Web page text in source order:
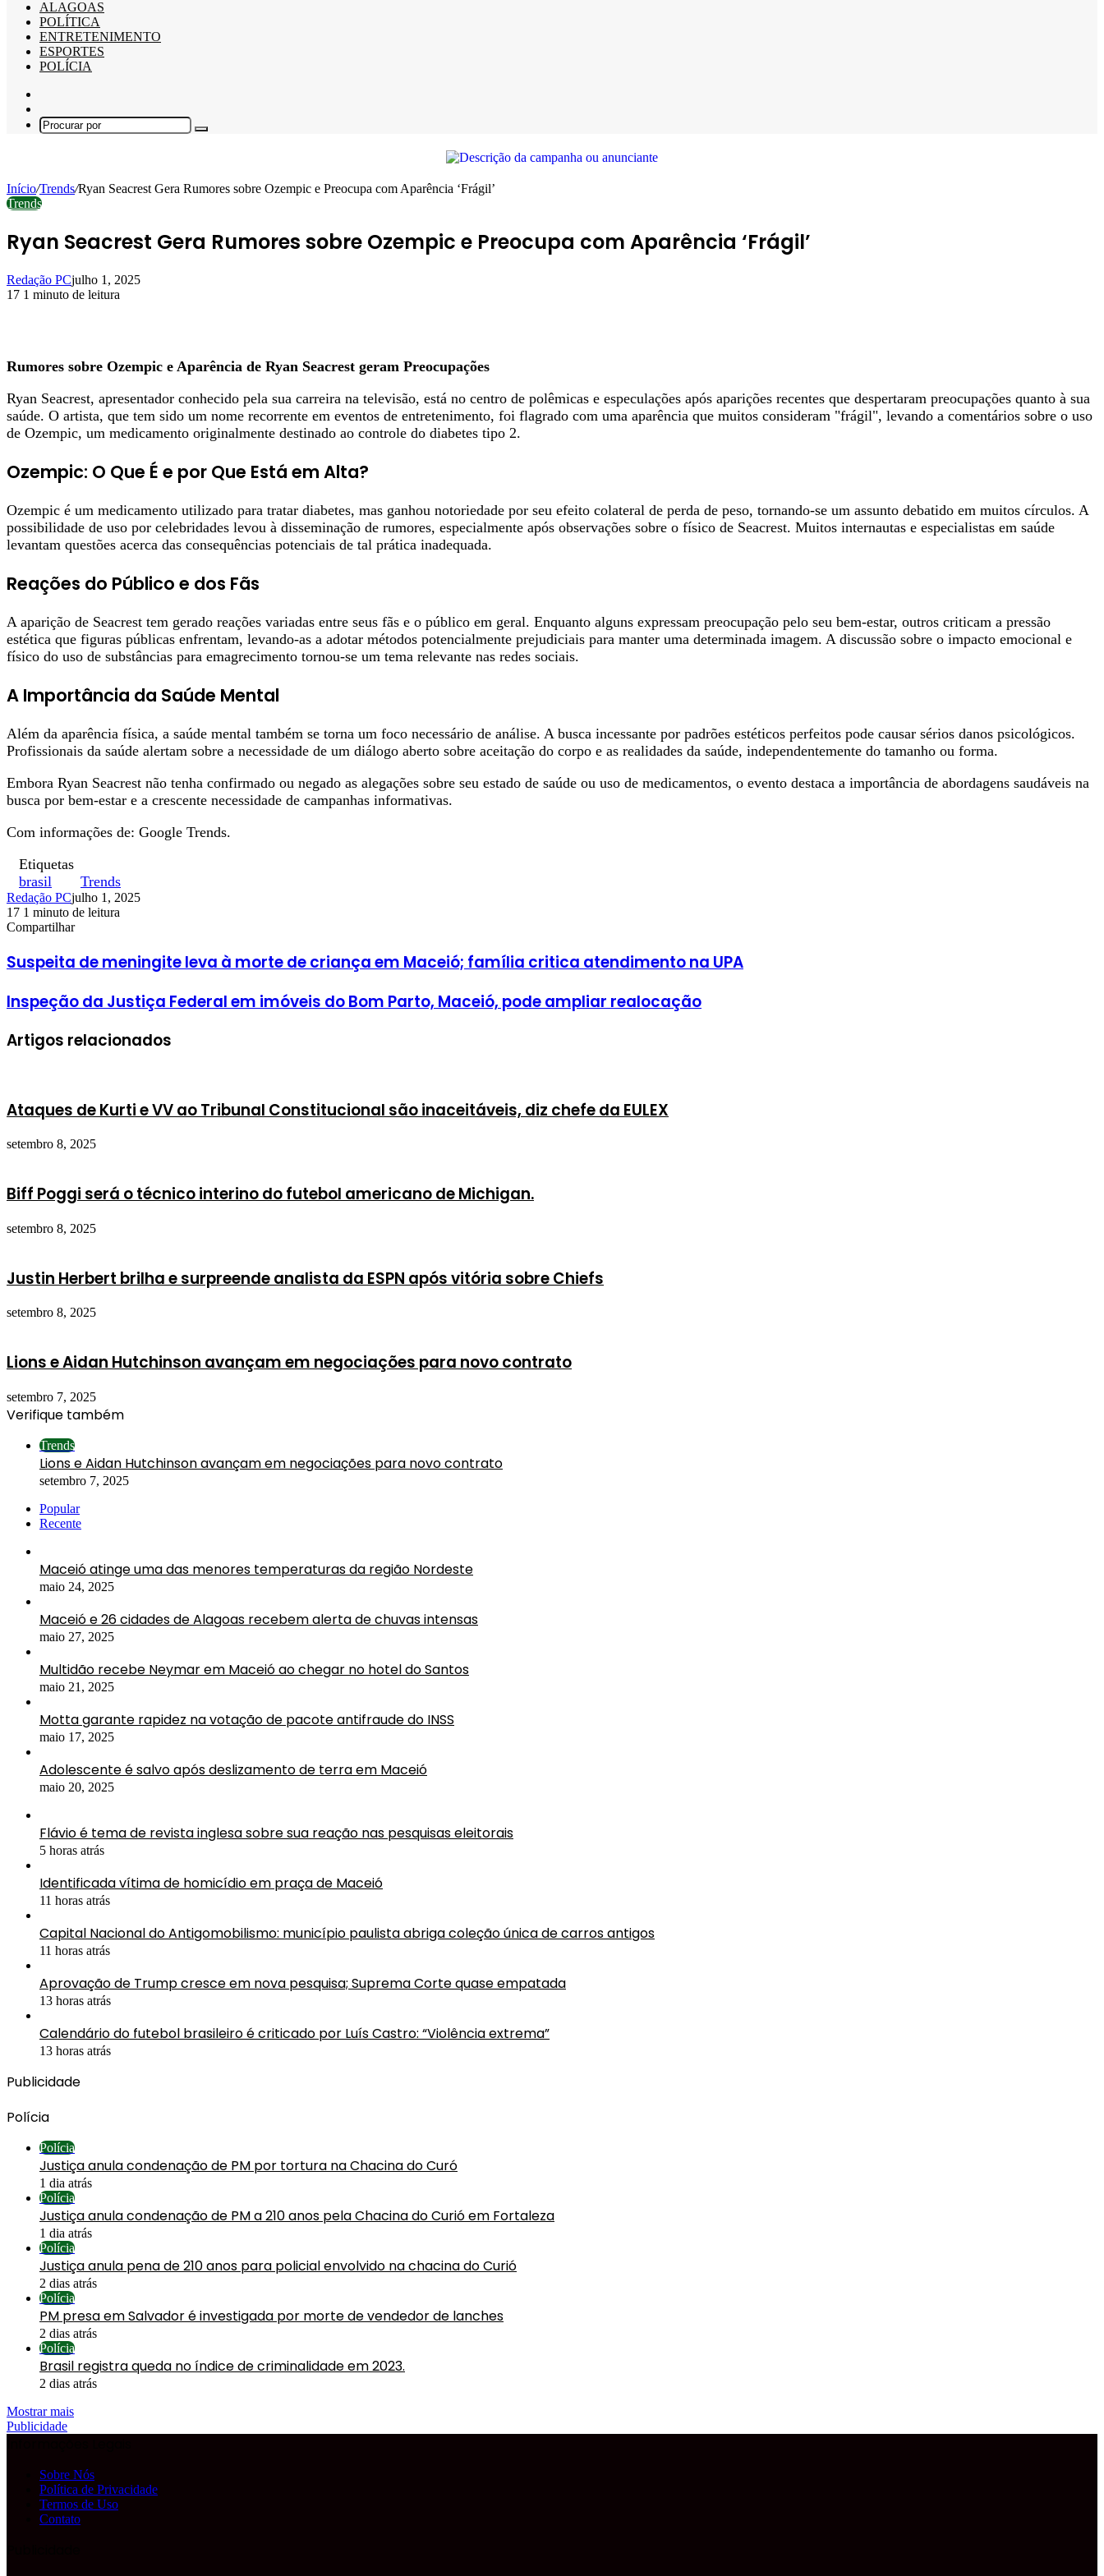
ALAGOAS
POLÍTICA
ENTRETENIMENTO
ESPORTES
POLÍCIA
skin
Procurar
Início/Trends/Ryan Seacrest Gera Rumores sobre Ozempic e Preocupa com Aparência ‘Frágil’
Trends
Ryan Seacrest Gera Rumores sobre Ozempic e Preocupa com Aparência ‘Frágil’
Redação PCjulho 1, 2025
17 1 minuto de leitura
Rumores sobre Ozempic e Aparência de Ryan Seacrest geram Preocupações
Ryan Seacrest, apresentador conhecido pela sua carreira na televisão, está no centro de polêmicas e especulações após aparições recentes que despertaram preocupações quanto à sua
saúde. O artista, que tem sido um nome recorrente em eventos de entretenimento, foi flagrado com uma aparência que muitos consideram "frágil", levando a comentários sobre o uso
de Ozempic, um medicamento originalmente destinado ao controle do diabetes tipo 2.
Ozempic: O Que É e por Que Está em Alta?
Ozempic é um medicamento utilizado para tratar diabetes, mas ganhou notoriedade por seu efeito colateral de perda de peso, tornando-se um assunto debatido em muitos círculos. A
possibilidade de uso por celebridades levou à disseminação de rumores, especialmente após observações sobre o físico de Seacrest. Muitos internautas e especialistas em saúde
levantam questões acerca das consequências potenciais de tal prática inadequada.
Reações do Público e dos Fãs
A aparição de Seacrest tem gerado reações variadas entre seus fãs e o público em geral. Enquanto alguns expressam preocupação pelo seu bem-estar, outros criticam a pressão
estética que figuras públicas enfrentam, levando-as a adotar métodos potencialmente prejudiciais para manter uma determinada imagem. A discussão sobre o impacto emocional e
físico do uso de substâncias para emagrecimento tornou-se um tema relevante nas redes sociais.
A Importância da Saúde Mental
Além da aparência física, a saúde mental também se torna um foco necessário de análise. A busca incessante por padrões estéticos perfeitos pode causar sérios danos psicológicos.
Profissionais da saúde alertam sobre a necessidade de um diálogo aberto sobre aceitação do corpo e as realidades da saúde, independentemente do tamanho ou forma.
Embora Ryan Seacrest não tenha confirmado ou negado as alegações sobre seu estado de saúde ou uso de medicamentos, o evento destaca a importância de abordagens saudáveis na
busca por bem-estar e a crescente necessidade de campanhas informativas.
Com informações de: Google Trends.
Etiquetas
brasil
Trends
Redação PCjulho 1, 2025
17 1 minuto de leitura
Facebook
X
Linkedin
Pinterest
WhatsApp
Telegram
Compartilhar
Suspeita de meningite leva à morte de criança em Maceió; família critica atendimento na UPA
Inspeção da Justiça Federal em imóveis do Bom Parto, Maceió, pode ampliar realocação
Artigos relacionados
Ataques de Kurti e VV ao Tribunal Constitucional são inaceitáveis, diz chefe da EULEX
setembro 8, 2025
Biff Poggi será o técnico interino do futebol americano de Michigan.
setembro 8, 2025
Justin Herbert brilha e surpreende analista da ESPN após vitória sobre Chiefs
setembro 8, 2025
Lions e Aidan Hutchinson avançam em negociações para novo contrato
setembro 7, 2025
Verifique também
Trends
Lions e Aidan Hutchinson avançam em negociações para novo contrato
setembro 7, 2025
Popular
Recente
Maceió atinge uma das menores temperaturas da região Nordeste
maio 24, 2025
Maceió e 26 cidades de Alagoas recebem alerta de chuvas intensas
maio 27, 2025
Multidão recebe Neymar em Maceió ao chegar no hotel do Santos
maio 21, 2025
Motta garante rapidez na votação de pacote antifraude do INSS
maio 17, 2025
Adolescente é salvo após deslizamento de terra em Maceió
maio 20, 2025
Flávio é tema de revista inglesa sobre sua reação nas pesquisas eleitorais
5 horas atrás
Identificada vítima de homicídio em praça de Maceió
11 horas atrás
Capital Nacional do Antigomobilismo: município paulista abriga coleção única de carros antigos
11 horas atrás
Aprovação de Trump cresce em nova pesquisa; Suprema Corte quase empatada
13 horas atrás
Calendário do futebol brasileiro é criticado por Luís Castro: “Violência extrema”
13 horas atrás
Publicidade
Polícia
Polícia
Justiça anula condenação de PM por tortura na Chacina do Curó
1 dia atrás
Polícia
Justiça anula condenação de PM a 210 anos pela Chacina do Curió em Fortaleza
1 dia atrás
Polícia
Justiça anula pena de 210 anos para policial envolvido na chacina do Curió
2 dias atrás
Polícia
PM presa em Salvador é investigada por morte de vendedor de lanches
2 dias atrás
Polícia
Brasil registra queda no índice de criminalidade em 2023.
2 dias atrás
Mostrar mais
Publicidade
Sobre Nós
Política de Privacidade
Termos de Uso
Contato